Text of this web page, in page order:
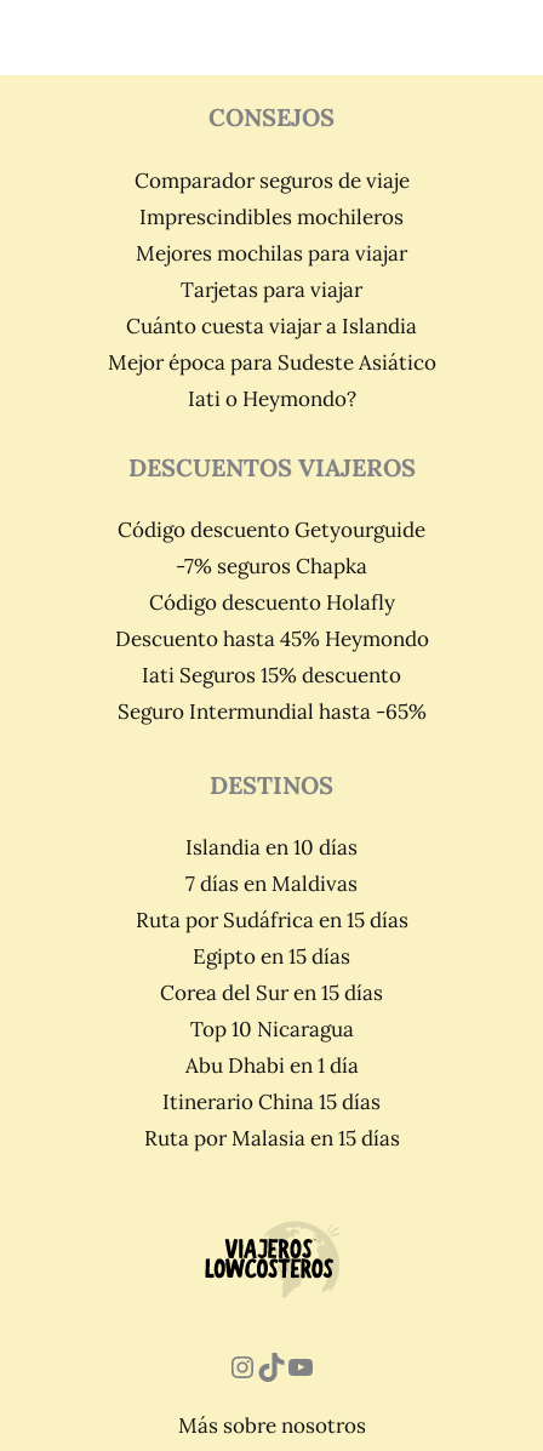
CONSEJOS
Comparador seguros de viaje
Imprescindibles mochileros
Mejores mochilas para viajar
Tarjetas para viajar
Cuánto cuesta viajar a Islandia
Mejor época para Sudeste Asiático
Iati o Heymondo?
DESCUENTOS VIAJEROS
Código descuento Getyourguide
-7% seguros Chapka
Código descuento Holafly
Descuento hasta 45% Heymondo
Iati Seguros 15% descuento
Seguro Intermundial hasta -65%
DESTINOS
Islandia en 10 días
7 días en Maldivas
Ruta por Sudáfrica en 15 días
Egipto en 15 días
Corea del Sur en 15 días
Top 10 Nicaragua
Abu Dhabi en 1 día
Itinerario China 15 días
Ruta por Malasia en 15 días
Instagram
TikTok
YouTube
Más sobre nosotros